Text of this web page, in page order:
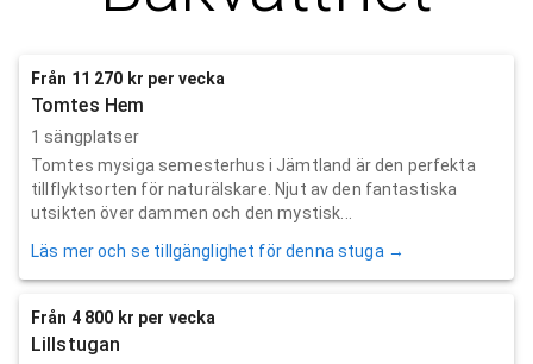
Från 11 270 kr per vecka
Tomtes Hem
1 sängplatser
Tomtes mysiga semesterhus i Jämtland är den perfekta
tillflyktsorten för naturälskare. Njut av den fantastiska
utsikten över dammen och den mystisk...
Läs mer och se tillgänglighet för denna stuga →
Från 4 800 kr per vecka
Lillstugan